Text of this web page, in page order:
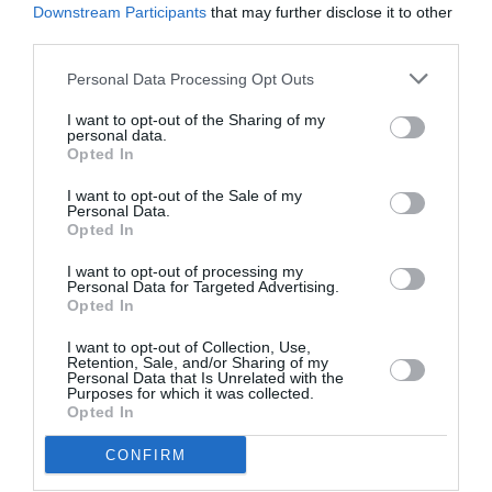
Downstream Participants that may further disclose it to other
Personal Data Processing Opt Outs
I want to opt-out of the Sharing of my
personal data.
Opted In
I want to opt-out of the Sale of my
Personal Data.
Opted In
I want to opt-out of processing my
Personal Data for Targeted Advertising.
Opted In
I want to opt-out of Collection, Use,
Retention, Sale, and/or Sharing of my
Personal Data that Is Unrelated with the
Purposes for which it was collected.
Opted In
CONFIRM
Articolul anterior
România se laudă cu șomeri puțini. De fapt,
Următorul articol
Asistentă româncă terorizată în Marea
Britanie, se teme pentru viața ei și a
familiei. Locuința spartă și mașinile
vandalizate